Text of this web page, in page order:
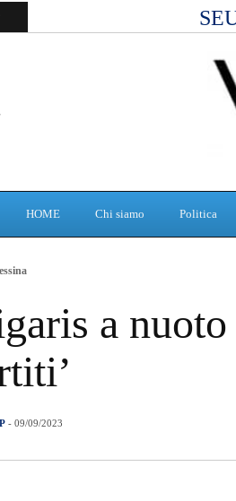
HOME Chi siamo Politica
a
- 09/09/2023